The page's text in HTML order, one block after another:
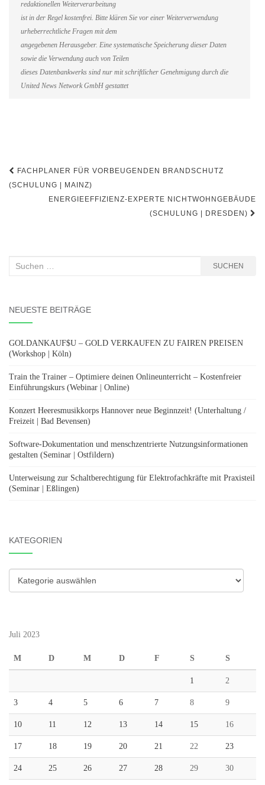
redaktionellen Weiterverarbeitung
ist in der Regel kostenfrei. Bitte klären Sie vor einer Weiterverwendung
urheberrechtliche Fragen mit dem
angegebenen Herausgeber. Eine systematische Speicherung dieser Daten
sowie die Verwendung auch von Teilen
dieses Datenbankwerks sind nur mit schriftlicher Genehmigung durch die
United News Network GmbH gestattet
Beitragsnavigation
FACHPLANER FÜR VORBEUGENDEN BRANDSCHUTZ
(SCHULUNG | MAINZ)
ENERGIEEFFIZIENZ-EXPERTE NICHTWOHNGEBÄUDE
(SCHULUNG | DRESDEN)
Suchen
SUCHEN
NEUESTE BEITRÄGE
GOLDANKAUF$U – GOLD VERKAUFEN ZU FAIREN PREISEN
(Workshop | Köln)
Train the Trainer – Optimiere deinen Onlineunterricht – Kostenfreier
Einführungskurs (Webinar | Online)
Konzert Heeresmusikkorps Hannover neue Beginnzeit! (Unterhaltung /
Freizeit | Bad Bevensen)
Software-Dokumentation und menschzentrierte Nutzungsinformationen
gestalten (Seminar | Ostfildern)
Unterweisung zur Schaltberechtigung für Elektrofachkräfte mit Praxisteil
(Seminar | Eßlingen)
KATEGORIEN
Kategorien
Juli 2023
M D M D F S S
1 2
3 4 5 6 7 8 9
10 11 12 13 14 15 16
17 18 19 20 21 22 23
24 25 26 27 28 29 30